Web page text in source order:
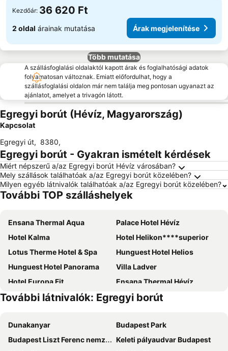
Kezdőár: 36 620 Ft
2 oldal árainak mutatása Árak megjelenítése
Több mutatása
A szállásfoglalási oldalaktól kapott árak és foglalhatósági adatok
folyamatosan változnak. Emiatt előfordulhat, hogy a
szállásfoglalási oldalon már nem találja meg pontosan ugyanazt az
ajánlatot, amelyet a trivagón látott.
Egregyi borút (Hévíz, Magyarország)
Kapcsolat
Egregyi út, 8380,
Egregyi borút - Gyakran ismételt kérdések
Miért népszerű a/az Egregyi borút Hévíz városában?
Mely szállások találhatóak a/az Egregyi borút közelében?
Milyen egyéb látnivalók találhatóak a/az Egregyi borút közelében?
További TOP szálláshelyek
Ensana Thermal Aqua
Palace Hotel Hévíz
Hotel Kalma
Hotel Helikon****superior
Lotus Therme Hotel & Spa
Hunguest Hotel Helios
Hunguest Hotel Panorama
Villa Ladver
Hotel Europa Fit
Ensana Thermal Hévíz
Majerik Hotel
Bonvital Wellness & Gastro Hotel
Abbázia Club Hotel Kék
Hotel Fit Hévíz
Kehida Termál Resort & Spa
Arkánum Hotel
További látnivalók: Egregyi borút
Dunakanyar
Budapest Park
Budapest Liszt Ferenc nemzetközi repülőtér
Keleti pályaudvar Budapest